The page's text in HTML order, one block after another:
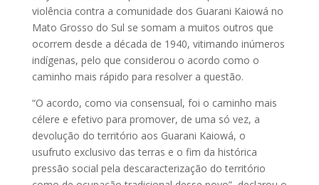
violência contra a comunidade dos Guarani Kaiowá no
Mato Grosso do Sul se somam a muitos outros que
ocorrem desde a década de 1940, vitimando inúmeros
indígenas, pelo que considerou o acordo como o
caminho mais rápido para resolver a questão.
“O acordo, como via consensual, foi o caminho mais
célere e efetivo para promover, de uma só vez, a
devolução do território aos Guarani Kaiowá, o
usufruto exclusivo das terras e o fim da histórica
pressão social pela descaracterização do território